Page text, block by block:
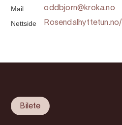
Mail oddbjorn@kroka.no
Nettside Rosendalhyttetun.no/
Bilete